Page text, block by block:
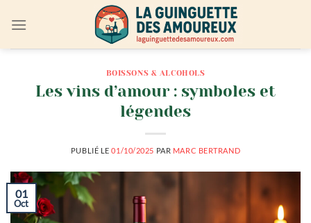
BOISSONS & ALCOHOLS
Les vins d’amour : symboles et
légendes
PUBLIÉ LE01/10/2025 PAR MARC BERTRAND
01
Oct